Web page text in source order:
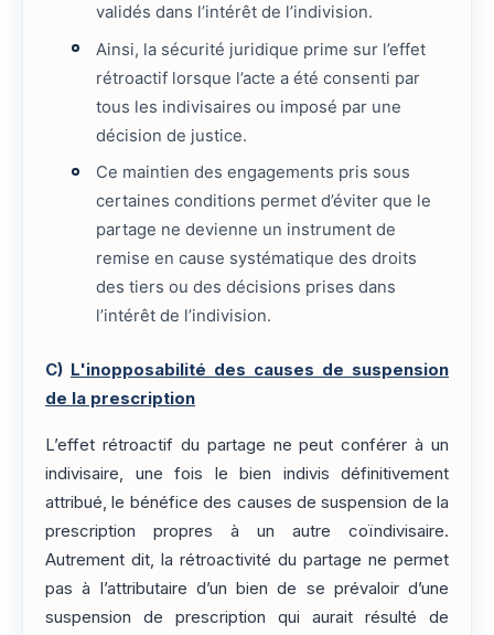
validés dans l’intérêt de l’indivision.
Ainsi, la sécurité juridique prime sur l’effet
rétroactif lorsque l’acte a été consenti par
tous les indivisaires ou imposé par une
décision de justice.
Ce maintien des engagements pris sous
certaines conditions permet d’éviter que le
partage ne devienne un instrument de
remise en cause systématique des droits
des tiers ou des décisions prises dans
l’intérêt de l’indivision.
C) L'inopposabilité des causes de suspension
de la prescription
L’effet rétroactif du partage ne peut conférer à un
indivisaire, une fois le bien indivis définitivement
attribué, le bénéfice des causes de suspension de la
prescription propres à un autre coïndivisaire.
Autrement dit, la rétroactivité du partage ne permet
pas à l’attributaire d’un bien de se prévaloir d’une
suspension de prescription qui aurait résulté de